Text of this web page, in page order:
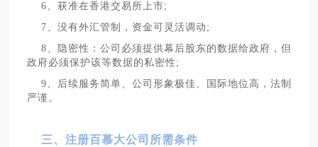
6、获准在香港交易所上市;
7、没有外汇管制，资金可灵活调动;
8、隐密性：公司必须提供幕后股东的数据给政府，但
政府必须保护该等数据的私密性;
9、后续服务简单、公司形象极佳、国际地位高，法制
严谨。
三、注册百慕大公司所需条件